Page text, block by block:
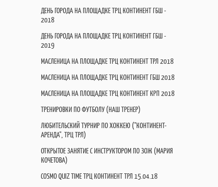
ДЕНЬ ГОРОДА НА ПЛОЩАДКЕ ТРЦ КОНТИНЕНТ ГБШ -
2018
ДЕНЬ ГОРОДА НА ПЛОЩАДКЕ ТРЦ КОНТИНЕНТ ГБШ -
2019
МАСЛЕНИЦА НА ПЛОЩАДКЕ ТРЦ КОНТИНЕНТ ТРЛ 2018
МАСЛЕНИЦА НА ПЛОЩАДКЕ ТРЦ КОНТИНЕНТ ГБШ 2018
МАСЛЕНИЦА НА ПЛОЩАДКЕ ТРЦ КОНТИНЕНТ КРП 2018
ТРЕНИРОВКИ ПО ФУТБОЛУ (НАШ ТРЕНЕР)
ЛЮБИТЕЛЬСКИЙ ТУРНИР ПО ХОККЕЮ ("КОНТИНЕНТ-
АРЕНДА", ТРЦ ТРЛ)
ОТКРЫТОЕ ЗАНЯТИЕ С ИНСТРУКТОРОМ ПО ЗОЖ (МАРИЯ
КОЧЕТОВА)
COSMO QUIZ TIME ТРЦ КОНТИНЕНТ ТРЛ 15.04.18